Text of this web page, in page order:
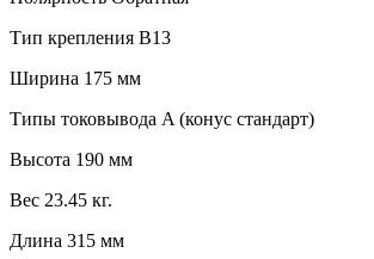
Тип крепления B13
Ширина 175 мм
Типы токовывода A (конус стандарт)
Высота 190 мм
Вес 23.45 кг.
Длина 315 мм